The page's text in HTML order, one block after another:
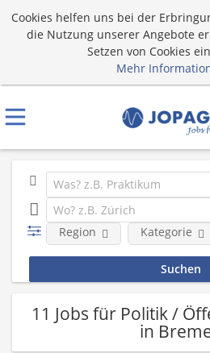
Cookies helfen uns bei der
die Nutzung unserer Angebote
Setzen von Cookies
Mehr
Region Kategorie
11 Jobs für Politik /
in